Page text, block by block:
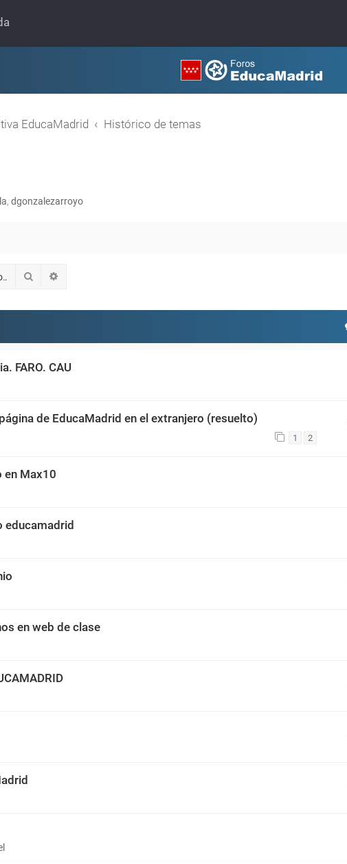
EducaMadrid Histórico de temas
, dgonzalezarroyo
Buscar
FARO. CAU
de EducaMadrid en el extranjero (resuelto)
1 2
en Max10
educamadrid
en web de clase